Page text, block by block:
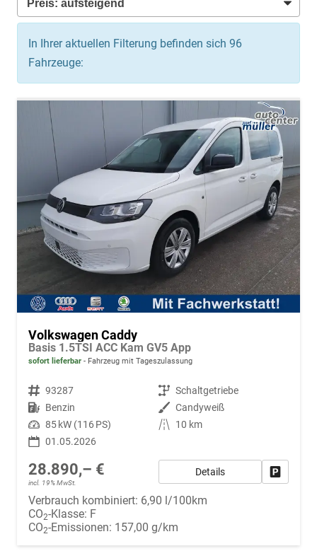
In Ihrer aktuellen Filterung befinden sich 96
Fahrzeuge:
Volkswagen Caddy
Basis 1.5TSI ACC Kam GV5 App
sofort lieferbar Fahrzeug mit Tageszulassung
Fahrzeugnr. 93287 Getriebe Schaltgetriebe
Kraftstoff Benzin Außenfarbe Candyweiß
Leistung 85 kW (116 PS) Kilometerstand
10 km
01.05.2026
28.890,– €
incl. 19% MwSt.
Details
Verbrauch kombiniert: 6,90 l/100km
CO2-Klasse: F
CO2-Emissionen: 157,00 g/km